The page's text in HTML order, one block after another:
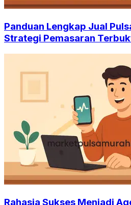
Panduan Lengkap Jual
Strategi Pemasaran
Rahasia Sukses Menjadi